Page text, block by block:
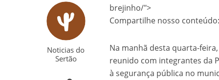
Noticias do
Sertão
brejinho/">
Compartilhe nosso
Na manhã desta quarta-
reunido com integrantes da
à segurança pública no